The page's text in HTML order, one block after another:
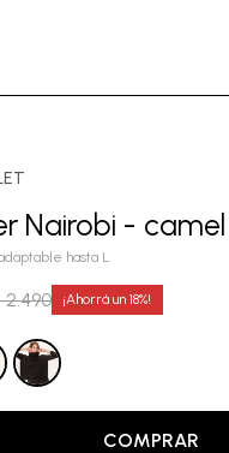
Nairobi - camel
hasta L
2.490 18
COMPRAR